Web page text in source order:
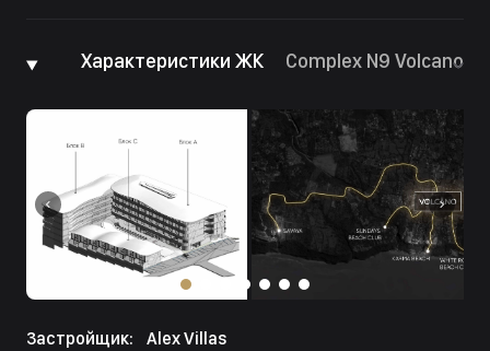
Характеристики ЖК Complex N9 Volcano
Застройщик: Alex Villas